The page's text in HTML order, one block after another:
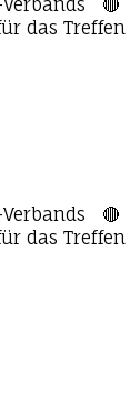
das Treffen
Verbands 🔴
das Treffen